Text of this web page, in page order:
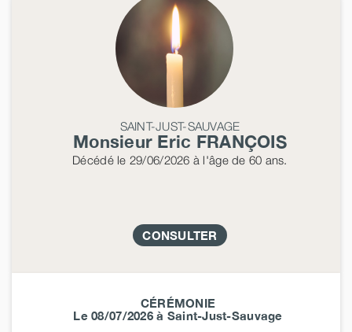
SAINT-JUST-SAUVAGE
Monsieur Eric FRANÇOIS
Décédéle 29/06/2026 à l'âge de 60 ans.
CONSULTER
CÉRÉMONIE
Le 08/07/2026 à Saint-Just-Sauvage